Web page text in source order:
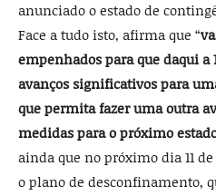
anunciado o estado de
Face a tudo isto, afirma que “
empenhados para que daqui a
avanços significativos para
que permita fazer uma outra
medidas para o próximo
ainda que no próximo dia 11
o plano de desconfinamento,